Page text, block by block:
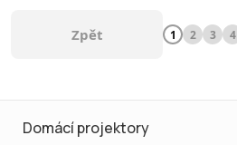
Zpět 1 2 3 4
Domácí projektory